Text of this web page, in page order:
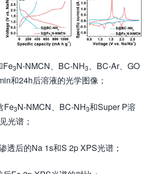
Fe3N-NMCN、BC-NH3、BC-Ar、GO
和24h后溶液的光学图像；
Fe3N-NMCN、BC-NH3和Super P溶
光谱；
透后的Na 1s和S 2p XPS光谱；